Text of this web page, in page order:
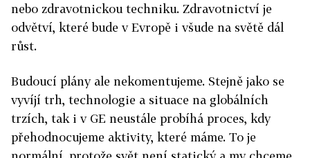
nebo zdravotnickou techniku. Zdravotnictví je
odvětví, které bude v Evropě i všude na světě dál
růst.
Budoucí plány ale nekomentujeme. Stejně jako se
vyvíjí trh, technologie a situace na globálních
trzích, tak i v GE neustále probíhá proces, kdy
přehodnocujeme aktivity, které máme. To je